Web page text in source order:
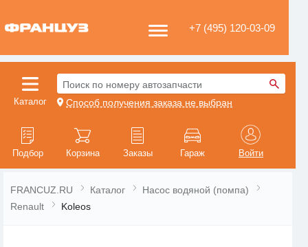
+7 (495) 120-03-09
Каталог
Поиск по номеру автозапчасти
Способ получения заказа не выбран
Подбор Корзина Заказы Гараж Войти
FRANCUZ.RU Каталог
Насос водяной (помпа)
Renault
Koleos